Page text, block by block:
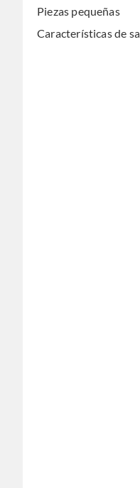
Piezas pequeñas
Características de